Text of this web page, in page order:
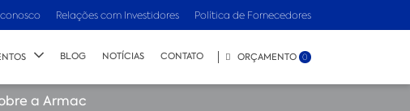
Relações com Investidores Política de Fornecedores
BLOG NOTÍCIAS CONTATO ORÇAMENTO 0
a Armac